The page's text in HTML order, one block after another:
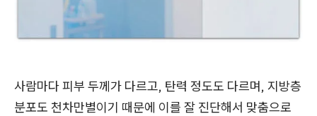
사람마다 피부 두께가 다르고, 탄력 정도도 다르며, 지방층
분포도 천차만별이기 때문에 이를 잘 진단해서 맞춤으로